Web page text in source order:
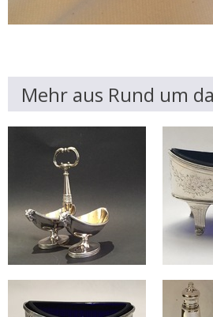
Mehr aus Rund um